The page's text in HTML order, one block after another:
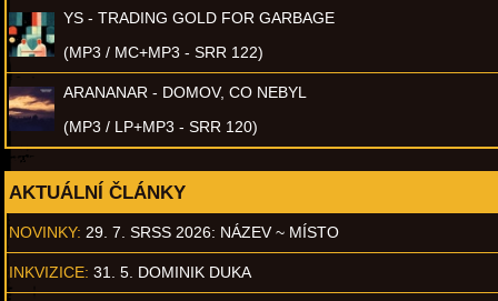
YS - TRADING GOLD FOR GARBAGE
(MP3 / MC+MP3 - SRR 122)
ARANANAR - DOMOV, CO NEBYL
(MP3 / LP+MP3 - SRR 120)
AKTUÁLNÍ ČLÁNKY
NOVINKY: 29. 7. SRSS 2026: NÁZEV ~ MÍSTO
INKVIZICE: 31. 5. DOMINIK DUKA